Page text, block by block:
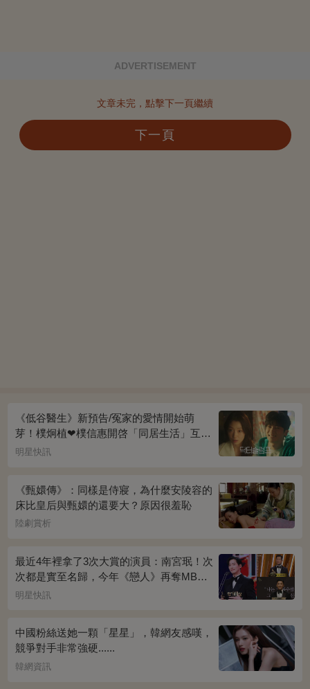
ADVERTISEMENT
文章未完，點擊下一頁繼續
下一頁
《低谷醫生》新預告/冤家的愛情開始萌
芽！樸炯植❤樸信惠開啓「同居生活」互相
共鳴、安慰~
明星快訊
《甄嬛傳》：同樣是侍寢，為什麼安陵容的
床比皇后與甄嬛的還要大？原因很羞恥
陸劇賞析
最近4年裡拿了3次大賞的演員：南宮珉！次
次都是實至名歸，今年《戀人》再奪MBC
演技大賞
明星快訊
中國粉絲送她一顆「星星」，韓網友感嘆，
競爭對手非常強硬......
韓網資訊